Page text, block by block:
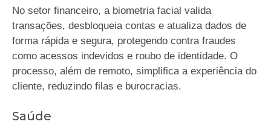
No setor financeiro, a biometria facial valida
transações, desbloqueia contas e atualiza dados de
forma rápida e segura, protegendo contra fraudes
como acessos indevidos e roubo de identidade. O
processo, além de remoto, simplifica a experiência do
cliente, reduzindo filas e burocracias.
Saúde